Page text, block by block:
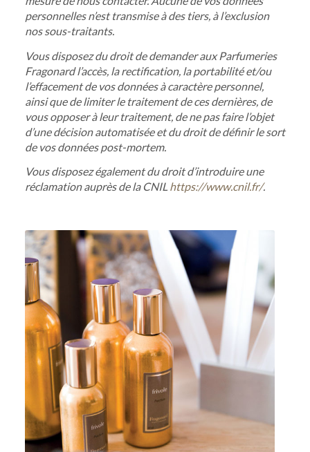
personnelles n’est transmise à des tiers, à l’exclusion
nos sous-traitants.
Vous disposez du droit de demander aux Parfumeries
Fragonard l’accès, la rectification, la portabilité et/ou
l’effacement de vos données à caractère personnel,
ainsi que de limiter le traitement de ces dernières, de
vous opposer à leur traitement, de ne pas faire l’objet
d’une décision automatisée et du droit de définir le sort
de vos données post-mortem.
Vous disposez également du droit d’introduire une
réclamation auprès de la CNIL https://www.cnil.fr/.